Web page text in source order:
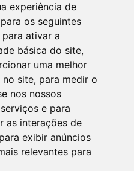
experiência de
os seguintes
para ativar a
básica do site,
uma melhor
no site, para medir o
nos nossos
e para
as interações de
para exibir anúncios
relevantes para
Porto Alegre -
no Estado